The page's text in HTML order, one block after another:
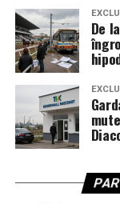
De